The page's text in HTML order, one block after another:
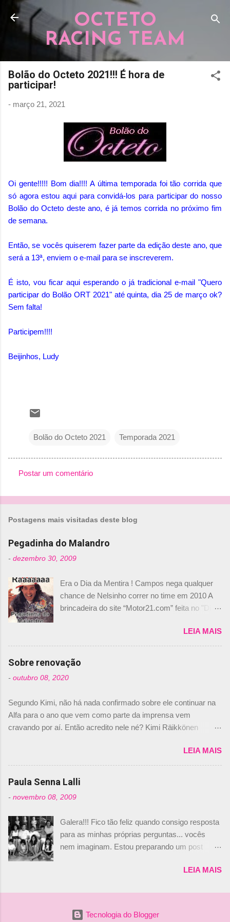
Pular para o conteúdo principal
OCTETO
RACING TEAM
Bolão do Octeto 2021!!! É hora de
participar!
- março 21, 2021
Oi gente!!!!! Bom dia!!!! A última temporada foi tão corrida que
só agora estou aqui para convidá-los para participar do nosso
Bolão do Octeto deste ano, é já temos corrida no próximo fim
de semana.
Então, se vocês quiserem fazer parte da edição deste ano, que
será a 13ª, enviem o e-mail para se inscreverem.
É isto, vou ficar aqui esperando o já tradicional e-mail "Quero
participar do Bolão ORT 2021" até quinta, dia 25 de março ok?
Sem falta!
Participem!!!!
Beijinhos, Ludy
Bolão do Octeto 2021 Temporada 2021
o
n
t
r
i
o
Postar um comentário
Postagens mais visitadas deste blog
Pegadinha do Malandro
- dezembro 30, 2009
Era o Dia da Mentira ! Campos nega qualquer
chance de Nelsinho correr no time em 2010 A
brincadeira do site “Motor21.com” feita no "Día
de abril –, afirmando que Nelson Piquet havia
comprado 15% das ações da Campos, dando,
com isso, um lugar no time a Nelsinho Piquet,
foi esclarecida de uma vez por todas por
Daniele Audetto, diretor da escuderia. O
não será o companheiro de Bruno Senna em
2010. "Na verdade, nós recebemos uma oferta
de Piquet", admitiu Audetto. “Mas depois de ter
dois brasileiros”, explicou, dizendo ainda que
não tem nada contra o filho do tricampeão
Nelson Piquet. “Ele é um bom piloto, rápido e
experiente.” Audetto disse ainda que a suposta
não corresponde à realidade. “O suposto 15%
de investimento seria menor do que aquilo que
outros pilotos podem trazer: italianos, r...
LEIA MAIS
Sobre renovação
- outubro 08, 2020
Segundo Kimi, não há nada confirmado sobre ele continuar na
Alfa para o ano que vem como parte da imprensa vem
cravando por aí. Então acredito nele né? Kimi Räikkönen
truth but I’ve never had an option in my contract so that’s
should, pretty much, tell you that it’s not true." #Kimi7 #EifelGP
#AlfaRomeoRacing pic.twitter.com/77EDVn39Ia — Kimi
Romain falando sobre o fato do Iceman estar há tantos anos na
@RGrosjean ! #EifelGP 🇩🇪 #F1
pic.twitter.com/GSAu1LWnwW — Formula 1 (@F1) October 8,
2020 Beijinhos, Ludy
LEIA MAIS
Paula Senna Lalli
- novembro 08, 2009
Galera!!! Fico tão feliz quando consigo resposta
para as minhas próprias perguntas... vocês
nem imaginam. Estou preparando um post
nunca falei sobre ela, aqui no Octeto. No meio
aqui: Na época, rendeu um burburinho, porque
LEIA MAIS
Tecnologia do Blogger